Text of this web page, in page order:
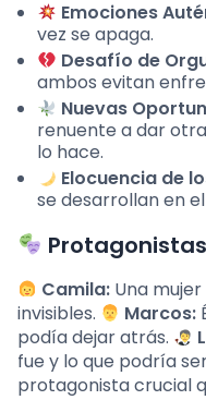
Emociones
vez se apaga.
Desafío de
ambos evitan
Nuevas
renuente a dar
lo hace.
Elocuencia de
se desarrollan en
Camila: Una
invisibles.
Marcos:
podía dejar atrás.
fue y lo que podría
protagonista crucial